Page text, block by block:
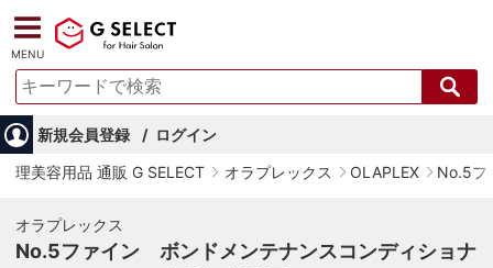
MENU
新規会員登録
ログイン
理美容用品 通販 G SELECT
オラプレックス OLAPLEX No.5
オラプレックス
No.5ファイン ボンドメンテナンスコンディショナ